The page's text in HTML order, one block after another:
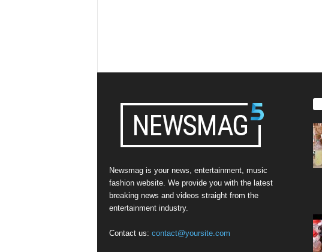
Newsmag is your news, entertainment, music
fashion website. We provide you with the latest
breaking news and videos straight from the
entertainment industry.
Contact us: contact@yoursite.com